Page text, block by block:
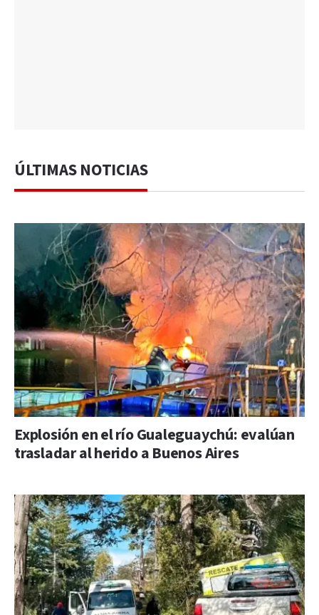
ÚLTIMAS NOTICIAS
Explosión en el río Gualeguaychú: evalúan
trasladar al herido a Buenos Aires